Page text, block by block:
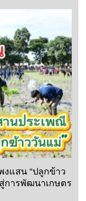
แสน “ปลูกข้าว
การพัฒนาเกษตร